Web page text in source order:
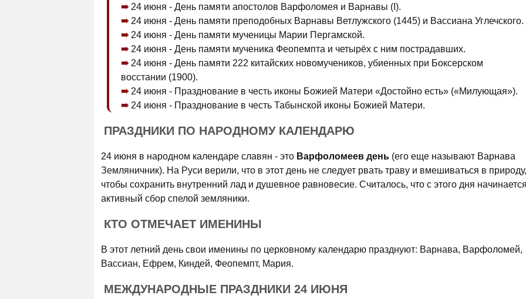
24 июня - День памяти апостолов Варфоломея и Варнавы (I).
24 июня - День памяти преподобных Варнавы Ветлужского (1445) и Вассиана Углечского.
24 июня - День памяти мученицы Марии Пергамской.
24 июня - День памяти мученика Феопемпта и четырёх с ним пострадавших.
24 июня - День памяти 222 китайских новомучеников, убиенных при Боксерском
восстании (1900).
24 июня - Празднование в честь иконы Божией Матери «Достойно есть» («Милующая»).
24 июня - Празднование в честь Табынской иконы Божией Матери.
ПРАЗДНИКИ ПО НАРОДНОМУ КАЛЕНДАРЮ
24 июня в народном календаре славян - это Варфоломеев день (его еще называют Варнава
Земляничник). На Руси верили, что в этот день не следует рвать траву и вмешиваться в природу,
чтобы сохранить внутренний лад и душевное равновесие. Считалось, что с этого дня
активный сбор спелой земляники.
КТО ОТМЕЧАЕТ ИМЕНИНЫ
В этот летний день свои именины по церковному календарю празднуют: Варнава, Варфоломей,
Вассиан, Ефрем, Киндей, Феопемпт, Мария.
МЕЖДУНАРОДНЫЕ ПРАЗДНИКИ 24 ИЮНЯ